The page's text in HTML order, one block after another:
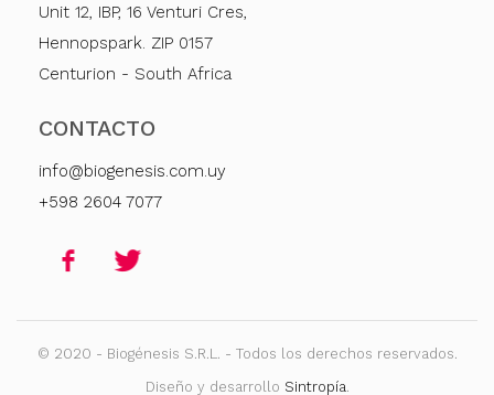
Unit 12, IBP, 16 Venturi Cres,
Hennopspark. ZIP 0157
Centurion - South Africa
CONTACTO
info@biogenesis.com.uy
+598 2604 7077
© 2020 - Biogénesis S.R.L. - Todos los derechos reservados.
Diseño y desarrollo Sintropía